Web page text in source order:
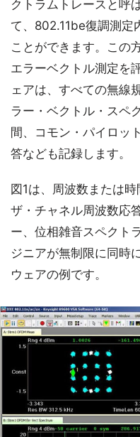
クトラムトレースと呼
て、802.11be復調測定
ことができます。この
エラーベクトル測定を
ェアは、すべての無線
ラー・ベクトル・スペ
間、コモン・パイロッ
答なども記録します。
図1は、周波数または
ザ・チャネル周波数応
ー、位相雑音スペクト
ジニアが無制限に同時
ウェアの例です。